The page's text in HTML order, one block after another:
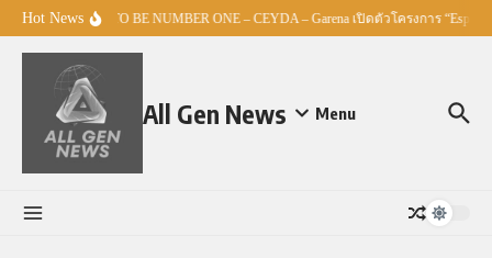
Skip to content
Hot Newsศธ. – TO BE NUMBER ONE – CEYDA – Garena เปิดตัวโครงการ
All Gen News Menu